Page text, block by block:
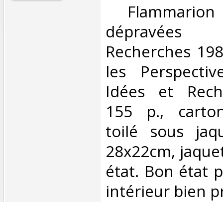
Recherches
les
Idées et
155 p.,
toilé sous
28x22cm,
état. Bon état
intérieur bien